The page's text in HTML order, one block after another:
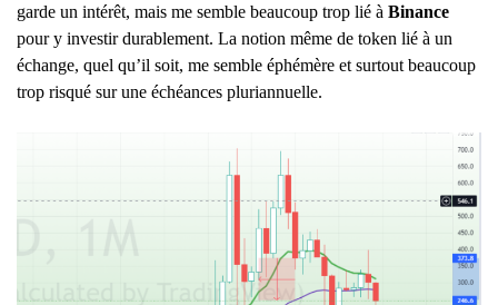
garde un intérêt, mais me semble beaucoup trop lié à Binance
pour y investir durablement. La notion même de token lié à un
échange, quel qu’il soit, me semble éphémère et surtout beaucoup
trop risqué sur une échéances pluriannuelle.